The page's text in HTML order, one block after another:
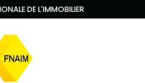
DE L'IMMOBILIER